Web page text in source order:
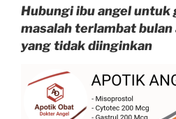
Hubungi ibu angel
masalah terlambat
yang tidak diinginkan